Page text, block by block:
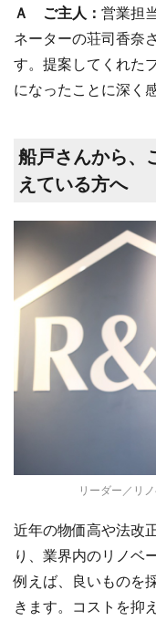
Ａ ご主人： 営業担
ネーターの荘司香奈
す。提案してくれた
になったことに深く
船戸さんから、
えている方へ
リーダー／リ
近年の物価高や法改
り、業界内のリノベ
例えば、良いものを
きます。コストを抑